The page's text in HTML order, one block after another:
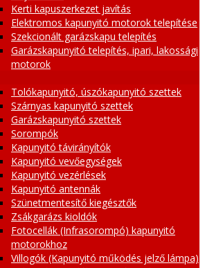
Kerti kapuszerkezet javítás
Elektromos kapunyitó motorok telepítése
Szekcionált garázskapu telepítés
Garázskapunyitó telepítés, ipari, lakossági
motorok
Tolókapunyitó, úszókapunyitó szettek
Szárnyas kapunyitó szettek
Garázskapunyitó szettek
Sorompók
Kapunyitó távirányítók
Kapunyitó vevőegységek
Kapunyitó vezérlések
Kapunyitó antennák
Szünetmentesítő kiegésztők
Zsákgarázs kioldók
Fotocellák (Infrasorompó) kapunyitó
motorokhoz
Villogók (Kapunyitó működés jelző lámpa)